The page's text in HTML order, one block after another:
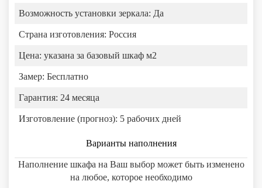
Возможность установки зеркала: Да
Страна изготовления: Россия
Цена: указана за базовый шкаф м2
Замер: Бесплатно
Гарантия: 24 месяца
Изготовление (прогноз): 5 рабочих дней
Варианты наполнения
Наполнение шкафа на Ваш выбор может быть изменено
на любое, которое необходимо